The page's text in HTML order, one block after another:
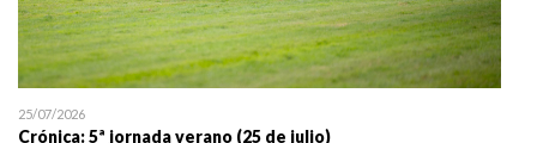
25/07/2026
Crónica: 5ª jornada verano (25 de julio)